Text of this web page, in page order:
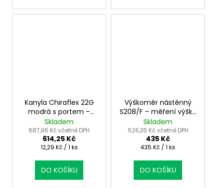
Kanyla Chiraflex 22G
modrá s portem –
balení 50 ks
Skladem
687,96 Kč včetně DPH
614,25 Kč
Měrná
12,29 Kč / 1 ks
DO KOŠÍKU
Výškoměr nástěnný
S208/F – měření výšky
0–200 cm v ordinaci
Skladem
526,35 Kč včetně DPH
435 Kč
Měrná
435 Kč / 1 ks
DO KOŠÍKU